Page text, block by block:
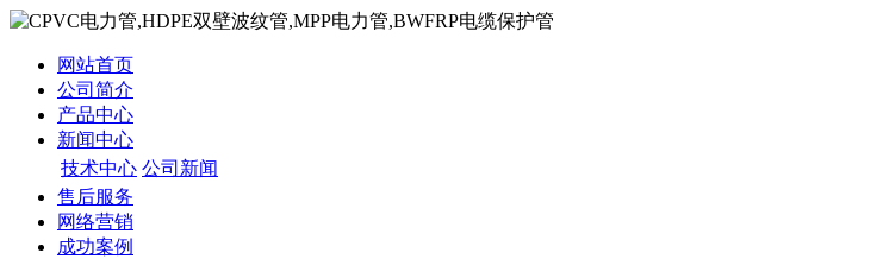
网站首页
公司简介
产品中心
新闻中心
技术中心 公司新闻
售后服务
网络营销
成功案例